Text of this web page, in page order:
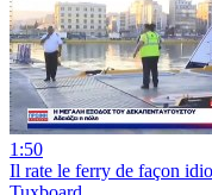
1:50
Il rate le ferry de façon